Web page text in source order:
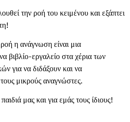
την ροή του κειμένου και εξάπτει
η ανάγνωση είναι μια
βιβλίο-εργαλείο στα χέρια των
για να διδάξουν και να
μικρούς αναγνώστες.
μας και για εμάς τους ίδιους!